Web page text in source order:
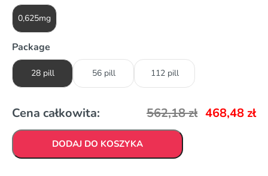
0,625mg
Package
28 pill 56 pill 112 pill
Cena całkowita: 562,18zł 468,48 zł
DODAJ DO KOSZYKA